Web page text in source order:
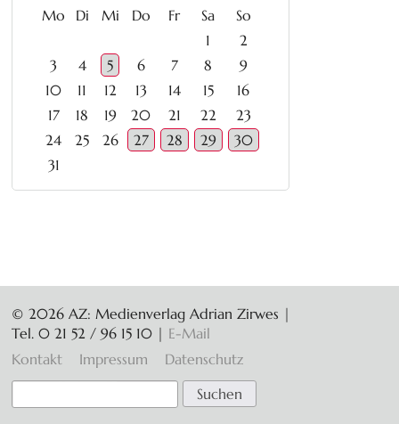
Mo ntag
Dienstag
Mittwoch
Donnerstag
Freitag
Samstag
Sonntag
1
2
3
4 5 6 7 8
9
10
11 12 13 14 15
16
17
18 19 20 21 22
23
24
25 26 27 28 29
30
31
© 2026 AZ: Medienverlag Adrian Zirwes |
Tel. 0 21 52 / 96 15 10 | E-Mail
Navigation
überspringen
Kontakt Impressum Datenschutz